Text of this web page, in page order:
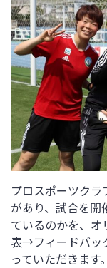
プロスポーツク
があり、試合を開
ているのかを、
表→フィードバッ
っていただきます。